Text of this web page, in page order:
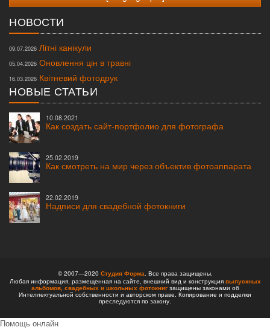
НОВОСТИ
09.07.2026 Літні канікули
05.04.2026 Оновлення цін в травні
16.03.2026 Квітневий фотодрук
НОВЫЕ СТАТЬИ
10.08.2021
Как создать сайт-портфолио для фотографа
25.02.2019
Как смотреть на мир через объектив фотоаппарата
22.02.2019
Надписи для свадебной фотокниги
© 2007—2020 Студия Форма. Все права защищены.
Любая информация, размещенная на сайте, внешний вид и конструкция выпускных
альбомов, свадебных и школьных фотокнигзащищены законами об
Интеллектуальной собственности и авторском праве. Копирование и подделки
преследуются по закону.
Помощь онлайн